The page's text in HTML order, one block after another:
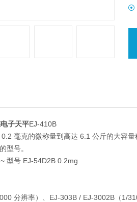
子天平EJ-410B
毫克的微称量到高达 6.1 公斤的大容量
型号。
型号 EJ-54D2B 0.2mg
分辨率）、EJ-303B / EJ-3002B（1/